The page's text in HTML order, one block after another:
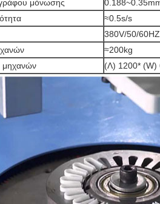
μόνωσης
≈0.5s/s
380V/50/
≈200kg
μηχανών
(Λ) 1200* (W)